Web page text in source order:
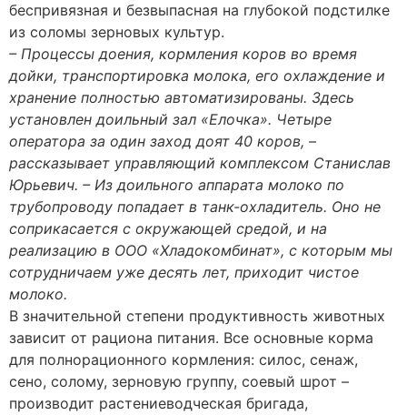
беспривязная и безвыпасная на глубокой подстилке
из соломы зерновых культур.
– Процессы доения, кормления коров во время
дойки, транспортировка молока, его охлаждение и
хранение полностью автоматизированы. Здесь
установлен доильный зал «Елочка». Четыре
оператора за один заход доят 40 коров, –
рассказывает управляющий комплексом Станислав
Юрьевич. – Из доильного аппарата молоко по
трубопроводу попадает в танк-охладитель. Оно не
соприкасается с окружающей средой, и на
реализацию в ООО «Хладокомбинат», с которым мы
сотрудничаем уже десять лет, приходит чистое
молоко.
В значительной степени продуктивность животных
зависит от рациона питания. Все основные корма
для полнорационного кормления: силос, сенаж,
сено, солому, зерновую группу, соевый шрот –
производит растениеводческая бригада,